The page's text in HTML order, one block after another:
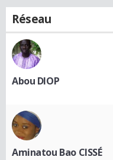
Réseau
Abou DIOP
Aminatou Bao CISSÉ